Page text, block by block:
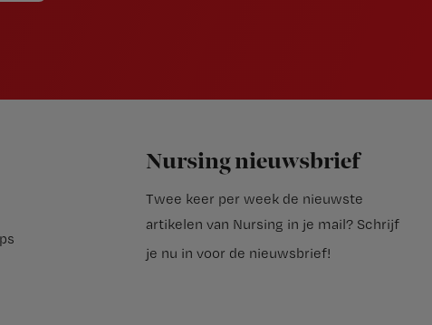
Nursing nieuwsbrief
Twee keer per week de nieuwste
artikelen van Nursing in je mail? Schrijf
je nu in voor de nieuwsbrief!